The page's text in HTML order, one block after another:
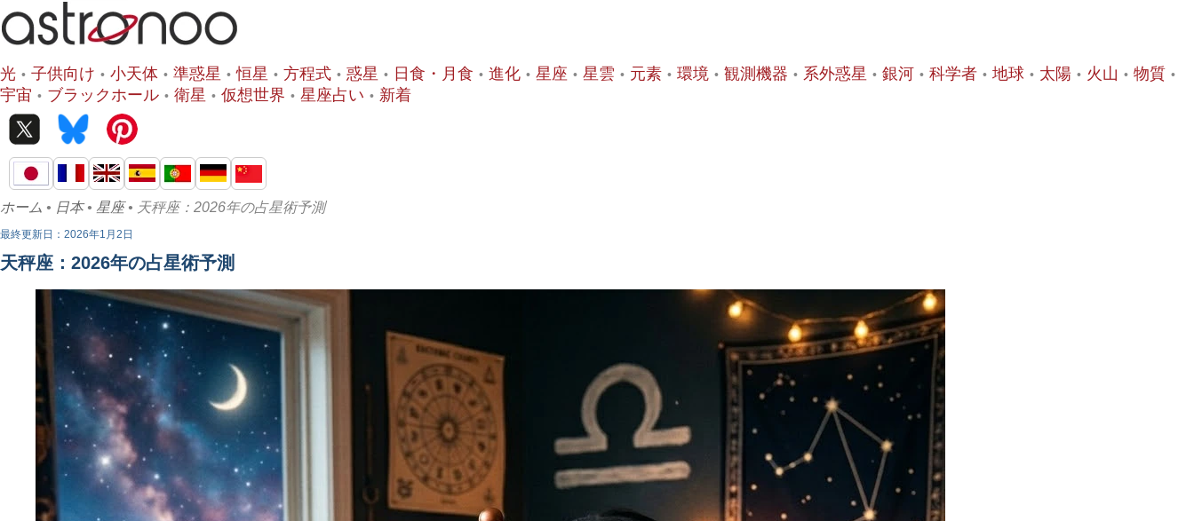
光 子供向け 小天体 準惑星 恒星 方程式 惑星 日食・月食 進化 星座 星雲 元素 環境 観測機器 系外惑星 銀河 科学者 地球 太陽 火山
物質
宇宙
ブラックホール 衛星 仮想世界 星座占い 新着
ホーム • 日本• 星座• 天秤座：2026年の占星術予測
最終更新日：2026年1月2日
天秤座：2026年の占星術予測